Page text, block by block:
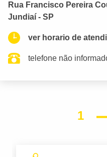
Rua Francisco Pereira
Jundiaí - SP
ver horario de
telefone não
1